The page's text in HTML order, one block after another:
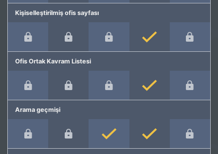
Kişiselleştirilmiş ofis sayfası
Ofis Ortak Kavram Listesi
Arama geçmişi